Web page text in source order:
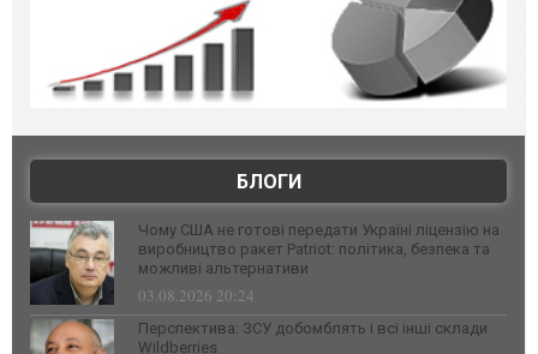
БЛОГИ
Чому США не готові передати Україні ліцензію на
виробництво ракет Patriot: політика, безпека та
можливі альтернативи
03.08.2026 20:24
Перспектива: ЗСУ добомблять і всі інші склади
Wildberries